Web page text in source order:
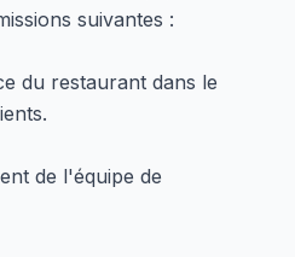
suivantes :
du restaurant dans le
de l'équipe de